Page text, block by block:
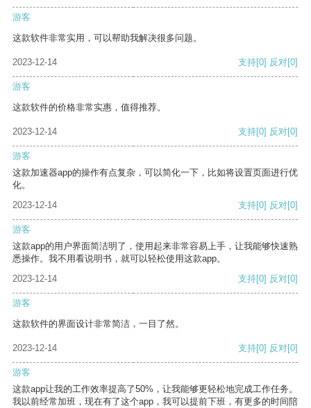
游客
这款软件非常实用，可以帮助我解决很多问题。
2023-12-14 支持[0] 反对[0]
游客
这款软件的价格非常实惠，值得推荐。
2023-12-14 支持[0] 反对[0]
游客
这款加速器app的操作有点复杂，可以简化一下，比如将设置页面进行优
化。
2023-12-14
支持[0] 反对[0]
游客
这款app的用户界面简洁明了，使用起来非常容易上手，让我能够快速熟
悉操作。我不用看说明书，就可以轻松使用这款app。
2023-12-14
支持[0] 反对[0]
游客
这款软件的界面设计非常简洁，一目了然。
2023-12-14 支持[0] 反对[0]
游客
这款app让我的工作效率提高了50%，让我能够更轻松地完成工作任务。
我以前经常加班，现在有了这个app，我可以提前下班，有更多的时间陪